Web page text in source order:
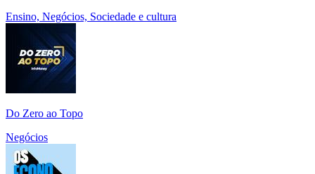
Ensino, Negócios, Sociedade e cultura
Do Zero ao Topo
Negócios